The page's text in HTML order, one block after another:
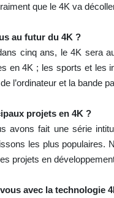
que le 4K va
au futur du 4K ?
cinq ans, le 4K sera
en 4K ; les sports et les
l’ordinateur et la bande
projets en 4K ?
avons fait une série
les plus populaires.
projets en
avec la technologie